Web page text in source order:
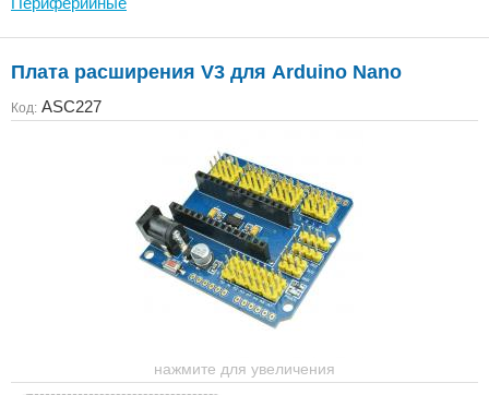
Плата расширения V3 для Arduino Nano
Код: ASC227
нажмите для увеличения